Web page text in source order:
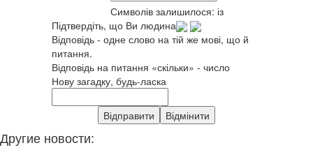
Символів залишилося: із
Підтвердіть, що Ви людина
Відповідь - одне слово на тій же мові, що й
питання.
Відповідь на питання «скільки» - число
Нову загадку, будь-ласка
Другие новости: